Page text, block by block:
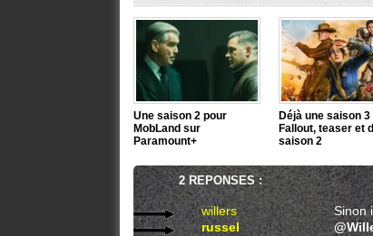
Une saison 2 pour
MobLand sur
Paramount+
Déjà une saison
Fallout, teaser et
saison 2
2 REPONSES :
willers
Sinon
russel